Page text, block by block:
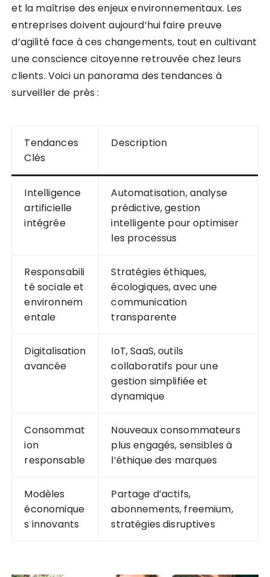
et la maîtrise des enjeux environnementaux. Les
entreprises doivent aujourd’hui faire preuve
d’agilité face à ces changements, tout en cultivant
une conscience citoyenne retrouvée chez leurs
clients. Voici un panorama des tendances à
surveiller de près :
Tendances
Clés
Description
Intelligence
artificielle
intégrée
Automatisation, analyse
prédictive, gestion
intelligente pour optimiser
les processus
Responsabili
té sociale et
environnem
entale
Stratégies éthiques,
écologiques, avec une
communication
transparente
Digitalisation
avancée
IoT, SaaS, outils
collaboratifs pour une
gestion simplifiée et
dynamique
Consommat
ion
responsable
Nouveaux consommateurs
plus engagés, sensibles à
l’éthique des marques
Modèles
économique
s innovants
Partage d’actifs,
abonnements, freemium,
stratégies disruptives